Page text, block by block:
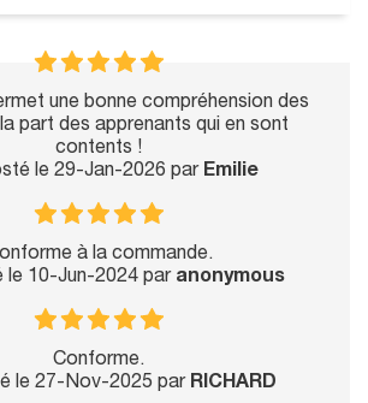
une bonne compréhension des
part des apprenants qui en sont
contents !
le 29-Jan-2026 par Emilie
à la commande.
le 10-Jun-2024 par anonymous
Conforme.
le 27-Nov-2025 par RICHARD